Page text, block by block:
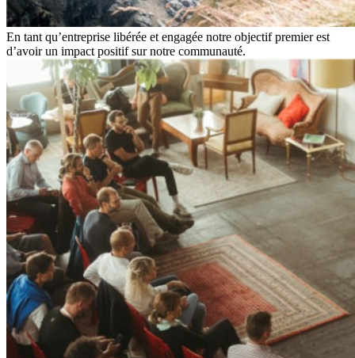
En tant qu’entreprise libérée et engagée notre objectif premier est
d’avoir un impact positif sur notre communauté.